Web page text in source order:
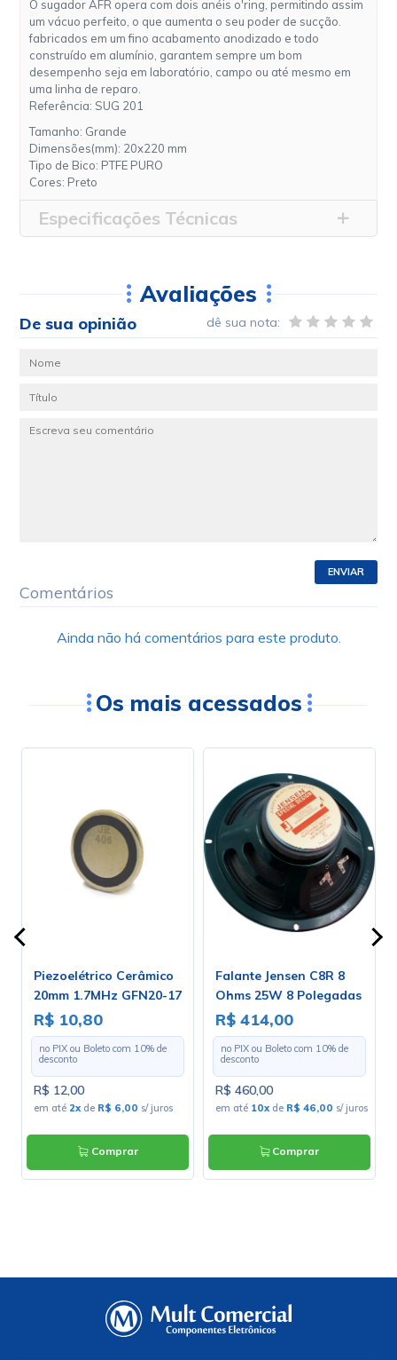
O sugadorAFR opera com dois anéis o'ring, permitindo assim
um vácuo perfeito, o que aumenta o seu poder de sucção.
fabricados em um fino acabamento anodizado e todo
construído em alumínio, garantem sempre um bom
desempenho seja em laboratório, campo ou até mesmo em
uma linha de reparo.
Referência: SUG 201
Tamanho: Grande
Dimensões(mm): 20x220 mm
Tipo de Bico: PTFE PURO
Cores: Preto
Especificações Técnicas
Avaliações
De sua opinião dê sua nota:
ENVIAR
Comentários
Ainda não há comentários para este produto.
Os mais acessados
Piezoelétrico Cerâmico
20mm 1.7MHz GFN20-17
R$ 10,80
no PIX ou Boleto com 10% de
desconto
R$ 12,00
em até 2xde R$ 6,00 s/ juros
Comprar
Falante Jensen C8R 8
Ohms 25W 8 Polegadas
- ZJ04020
R$ 414,00
no PIX ou Boleto com 10% de
desconto
R$ 460,00
em até 10xde R$ 46,00 s/ juros
Comprar